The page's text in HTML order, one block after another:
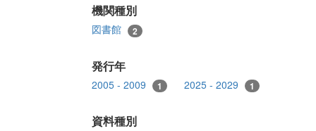
機関種別
図書館 2
発行年
2005 - 2009 1 2025 - 2029 1
資料種別